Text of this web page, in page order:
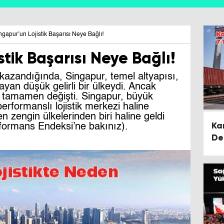
Lojistik Başarısı Neye Bağlı!
Başarısı Neye Bağlı!
kazandığında, Singapur, temel altyapısı,
düşük gelirli bir ülkeydi. Ancak
değişti. Singapur, büyük
lojistik merkezi haline
zengin ülkelerinden biri haline geldi
Endeksi’ne bakınız).